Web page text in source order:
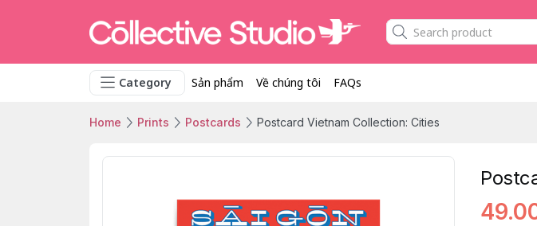
Category Sản phẩm Về chúng tôi FAQs
Home Prints Postcards Postcard Vietnam Collection: Cities